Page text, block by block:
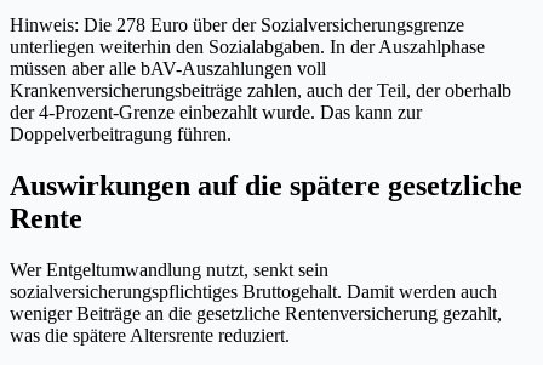
Hinweis: Die 278 Euro über der Sozialversicherungsgrenze
unterliegen weiterhin den Sozialabgaben. In der Auszahlphase
müssen aber alle bAV-Auszahlungen voll
Krankenversicherungsbeiträge zahlen, auch der Teil, der oberhalb
der 4-Prozent-Grenze einbezahlt wurde. Das kann zur
Doppelverbeitragung führen.
Auswirkungen auf die spätere gesetzliche
Rente
Wer Entgeltumwandlung nutzt, senkt sein
sozialversicherungspflichtiges Bruttogehalt. Damit werden auch
weniger Beiträge an die gesetzliche Rentenversicherung gezahlt,
was die spätere Altersrente reduziert.